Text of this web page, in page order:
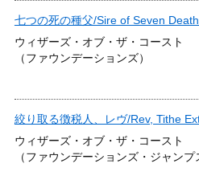
七つの死の種父/Sire of Seven
ウィザーズ・オブ・ザ・コースト
（ファウンデーションズ）
絞り取る徴税人、レヴ/Rev, Tithe
ウィザーズ・オブ・ザ・コースト
（ファウンデーションズ・ジャンプ